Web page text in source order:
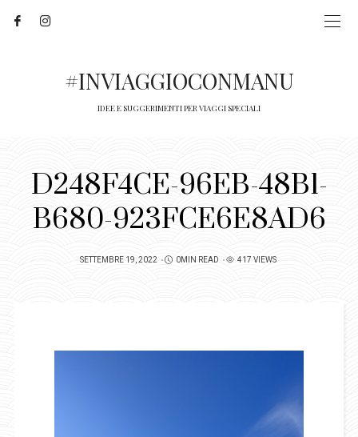
#INVIAGGIOCONMANU
IDEE E SUGGERIMENTI PER VIAGGI SPECIALI
D248F4CE-96EB-48B1-
B680-923FCE6E8AD6
POSTED
SETTEMBRE 19, 2022 0MIN READ 417 VIEWS